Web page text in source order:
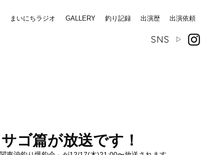
まいにちラジオ GALLERY 釣り記録 出演歴 出演依頼
▷
SNS
ゴ篇が放送です！